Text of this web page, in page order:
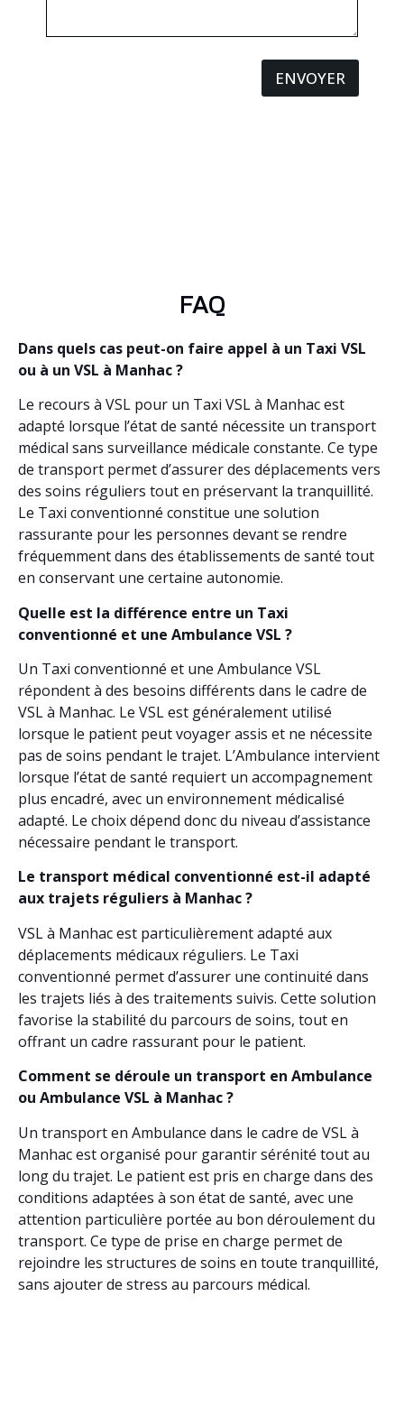
ENVOYER
FAQ
Dans quels cas peut-on faire appel à un Taxi VSL
ou à un VSL à Manhac ?
Le recours à VSL pour un Taxi VSL à Manhac est
adapté lorsque l’état de santé nécessite un transport
médical sans surveillance médicale constante. Ce type
de transport permet d’assurer des déplacements vers
des soins réguliers tout en préservant la tranquillité.
Le Taxi conventionné constitue une solution
rassurante pour les personnes devant se rendre
fréquemment dans des établissements de santé tout
en conservant une certaine autonomie.
Quelle est la différence entre un Taxi
conventionné et une Ambulance VSL ?
Un Taxi conventionné et une Ambulance VSL
répondent à des besoins différents dans le cadre de
VSL à Manhac. Le VSL est généralement utilisé
lorsque le patient peut voyager assis et ne nécessite
pas de soins pendant le trajet. L’Ambulance intervient
lorsque l’état de santé requiert un accompagnement
plus encadré, avec un environnement médicalisé
adapté. Le choix dépend donc du niveau d’assistance
nécessaire pendant le transport.
Le transport médical conventionné est-il adapté
aux trajets réguliers à Manhac ?
VSL à Manhac est particulièrement adapté aux
déplacements médicaux réguliers. Le Taxi
conventionné permet d’assurer une continuité dans
les trajets liés à des traitements suivis. Cette solution
favorise la stabilité du parcours de soins, tout en
offrant un cadre rassurant pour le patient.
Comment se déroule un transport en Ambulance
ou Ambulance VSL à Manhac ?
Un transport en Ambulance dans le cadre de VSL à
Manhac est organisé pour garantir sérénité tout au
long du trajet. Le patient est pris en charge dans des
conditions adaptées à son état de santé, avec une
attention particulière portée au bon déroulement du
transport. Ce type de prise en charge permet de
rejoindre les structures de soins en toute tranquillité,
sans ajouter de stress au parcours médical.